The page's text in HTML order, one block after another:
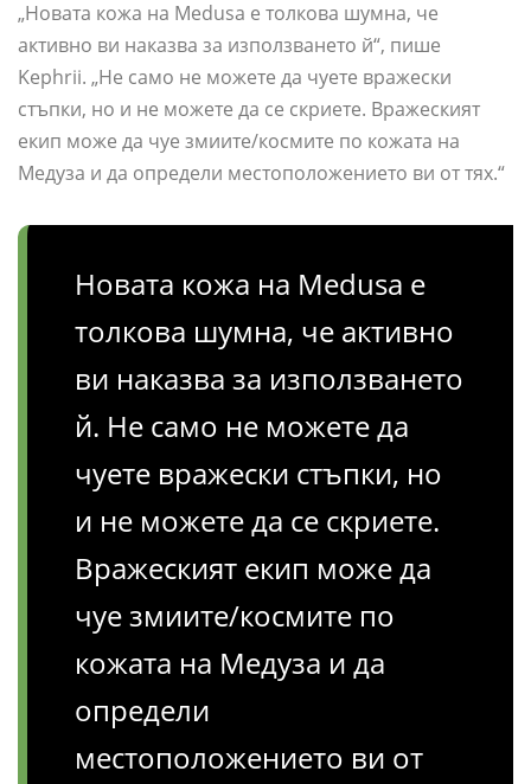
„Новата кожа на Medusa е толкова шумна, че
активно ви наказва за използването й“, пише
Kephrii. „Не само не можете да чуете вражески
стъпки, но и не можете да се скриете. Вражеският
екип може да чуе змиите/космите по кожата на
Медуза и да определи местоположението ви от тях.“
Новата кожа на Medusa е
толкова шумна, че активно
ви наказва за използването
й. Не само не можете да
чуете вражески стъпки, но
и не можете да се скриете.
Вражеският екип може да
чуе змиите/космите по
кожата на Медуза и да
определи
местоположението ви от